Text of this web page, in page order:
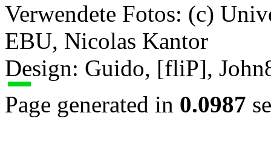
Verwendete Fotos: (c)
EBU, Nicolas Kantor
Design: Guido, [fliP],
Page generated in 0.0987